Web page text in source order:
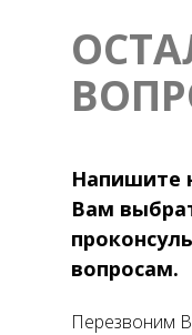
Напишите
Вам
вопросам.
Перезвоним